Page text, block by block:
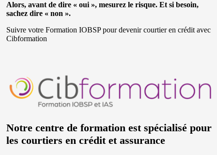
Alors, avant de dire « oui », mesurez le risque. Et si besoin,
sachez dire « non ».
Suivre votre Formation IOBSP pour devenir courtier en crédit avec
Cibformation
Notre centre de formation est spécialisé pour
les courtiers en crédit et assurance